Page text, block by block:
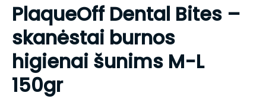
PlaqueOff Dental Bites –
skanėstai burnos
higienai šunims M-L
150gr